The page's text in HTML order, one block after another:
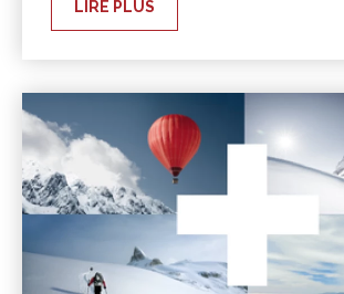
LIRE PLUS